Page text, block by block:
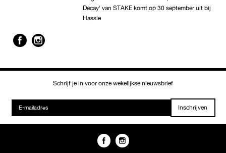
Decay' van STAKE komt op 30 september uit bij
Hassle
Schrijf je in voor onze wekelijkse nieuwsbrief
Inschrijven